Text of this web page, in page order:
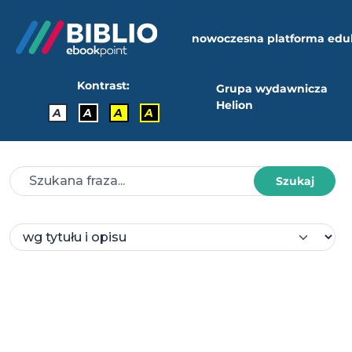
nowoczesna platforma
Kontrast:
A
A A A
Grupa wydawnicza
Helion
Szukaj